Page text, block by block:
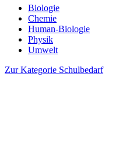
Biologie
Chemie
Human-Biologie
Physik
Umwelt
Zur Kategorie Schulbedarf